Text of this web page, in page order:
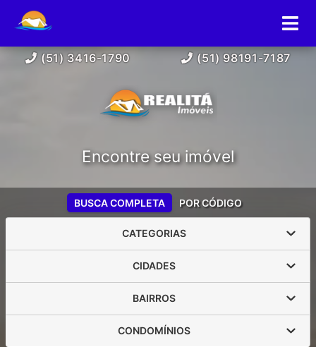
(51) 3416-1790 (51) 98191-7187
Encontre seu imóvel
BUSCA COMPLETA POR CÓDIGO
CATEGORIAS
CIDADES
BAIRROS
CONDOMÍNIOS